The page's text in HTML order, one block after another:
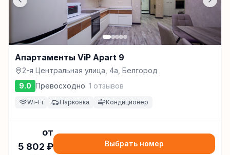
Апартаменты ViP Apart 9
2-я Центральная улица, 4а, Белгород
9.0 Превосходно· 1 отзывов
Wi-Fi Парковка Кондиционер
от
5 802 ₽ Выбрать номер